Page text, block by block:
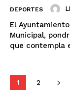
DEPORTES
El
Municipal,
que contempla
1 2